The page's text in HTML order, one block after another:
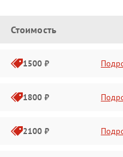
Стоимость
1500 ₽
1800 ₽
2100 ₽